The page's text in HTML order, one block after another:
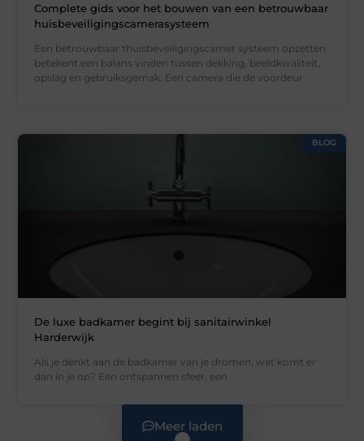
Complete gids voor het bouwen van een betrouwbaar
huisbeveiligingscamerasysteem
Een betrouwbaar thuisbeveiligingscamer systeem opzetten
betekent een balans vinden tussen dekking, beeldkwaliteit,
opslag en gebruiksgemak. Een camera die de voordeur
BLOG
De luxe badkamer begint bij sanitairwinkel
Harderwijk
Als je denkt aan de badkamer van je dromen, wat komt er
dan in je op? Een ontspannen sfeer, een
Meer laden